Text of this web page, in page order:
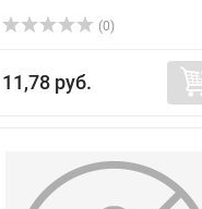
(0)
11,78 руб.